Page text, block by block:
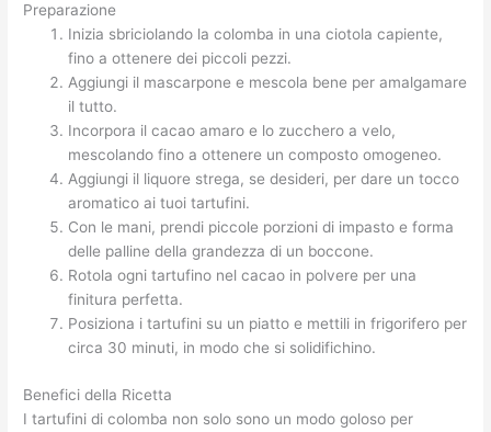
Preparazione
Inizia sbriciolando la colomba in una ciotola capiente,
fino a ottenere dei piccoli pezzi.
Aggiungi il mascarpone e mescola bene per amalgamare
il tutto.
Incorpora il cacao amaro e lo zucchero a velo,
mescolando fino a ottenere un composto omogeneo.
Aggiungi il liquore strega, se desideri, per dare un tocco
aromatico ai tuoi tartufini.
Con le mani, prendi piccole porzioni di impasto e forma
delle palline della grandezza di un boccone.
Rotola ogni tartufino nel cacao in polvere per una
finitura perfetta.
Posiziona i tartufini su un piatto e mettili in frigorifero per
circa 30 minuti, in modo che si solidifichino.
Benefici della Ricetta
I tartufini di colomba non solo sono un modo goloso per